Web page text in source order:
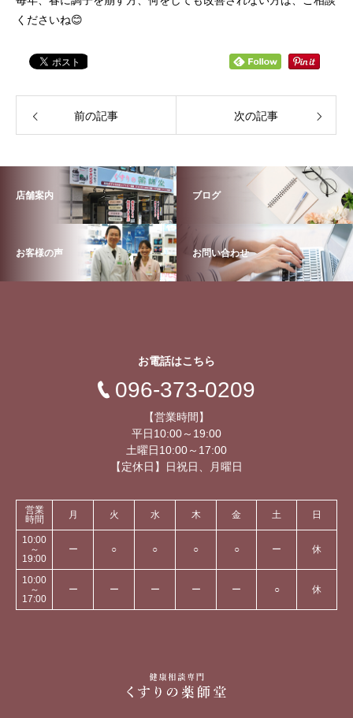
くださいね😊
前の記事 次の記事
店舗案内 ブログ
お客様の声 お問い合わせ
お電話はこちら
096-373-0209
【営業時間】
平日10:00～19:00
土曜日10:00～17:00
【定休日】日祝日、月曜日
営業
時間
月 火 水 木 金 土 日
10:00
～
19:00
ー ○ ○ ○ ○ ー 休
10:00
～
17:00
ー ー ー ー ー ○ 休